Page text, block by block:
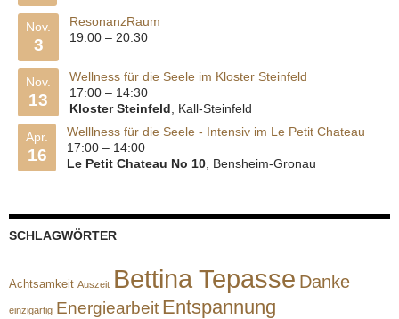
Nov.
3
ResonanzRaum
19:00 – 20:30
Nov.
13
Wellness für die Seele im Kloster Steinfeld
17:00 – 14:30
Kloster Steinfeld , Kall-Steinfeld
Apr.
16
Welllness für die Seele - Intensiv im Le Petit Chateau
17:00 – 14:00
Le Petit Chateau No 10 , Bensheim-Gronau
SCHLAGWÖRTER
Achtsamkeit Auszeit Bettina Tepasse Danke
einzigartig Energiearbeit Entspannung